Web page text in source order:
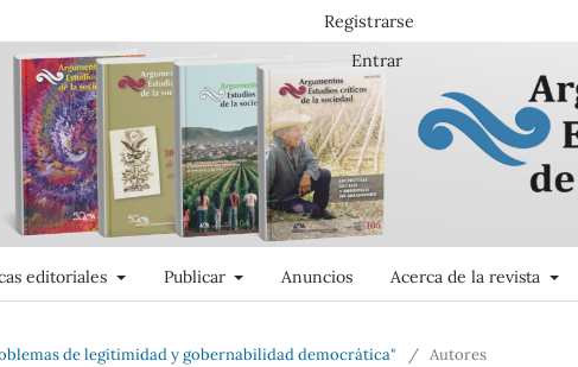
editoriales Publicar Anuncios Acerca de la revista
Registrarse
Entrar
de legitimidad y gobernabilidad democrática" / Autores